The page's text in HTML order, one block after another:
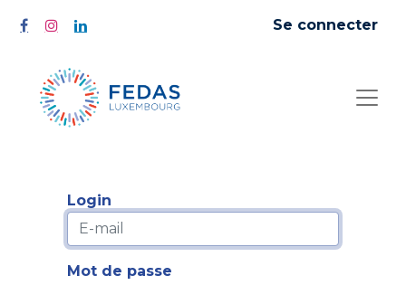
Se connecter
Login
Mot de passe